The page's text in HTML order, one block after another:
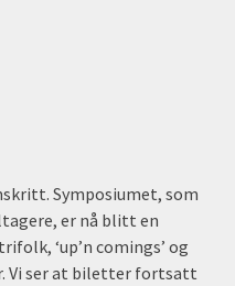
Symposiumet, som
er nå blitt en
‘up’n comings’ og
Vi ser at biletter fortsatt